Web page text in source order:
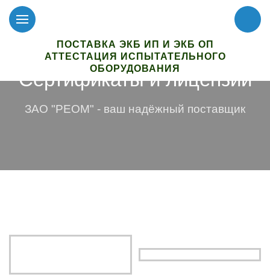
ПОСТАВКА ЭКБ ИП И ЭКБ ОП
АТТЕСТАЦИЯ ИСПЫТАТЕЛЬНОГО
ОБОРУДОВАНИЯ
Сертификаты и лицензии
ЗАО "РЕОМ" - ваш надёжный поставщик